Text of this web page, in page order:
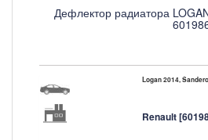
Дефлектор радиатора
Logan 2014,
Renault